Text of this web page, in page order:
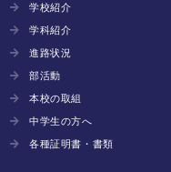
学校紹介
学科紹介
進路状況
部活動
本校の取組
中学生の方へ
各種証明書・書類